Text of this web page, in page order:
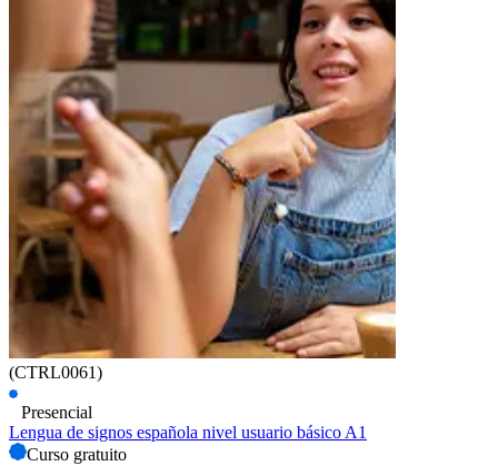
(CTRL0061)
Presencial
Lengua de signos española nivel usuario básico A1
Curso gratuito